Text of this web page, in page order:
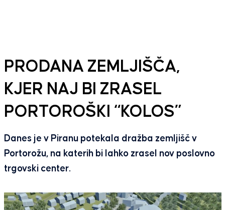
PRODANA ZEMLJIŠČA,
KJER NAJ BI ZRASEL
PORTOROŠKI “KOLOS”
Danes je v Piranu potekala dražba zemljišč v
Portorožu, na katerih bi lahko zrasel nov poslovno
trgovski center.